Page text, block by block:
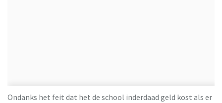
Ondanks het feit dat het de school inderdaad geld kost als er